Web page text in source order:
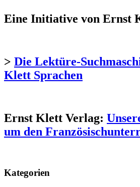
Eine Initiative von Ernst
> Die Lektüre-
Klett Sprachen
Ernst Klett Verlag:
um den
Kategorien